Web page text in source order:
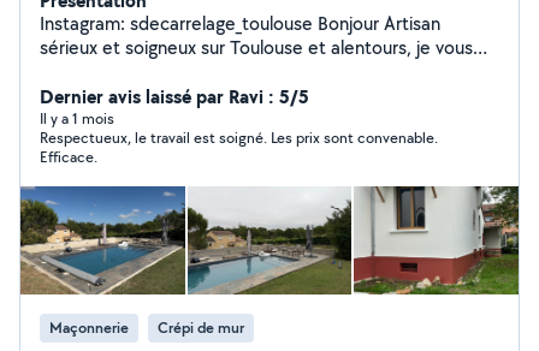
Instagram: sdecarrelage_toulouse Bonjour Artisan
sérieux et soigneux sur Toulouse et alentours, je vous
rénovation intérieure et extérieure. Peinture intérieure
(murs, plafonds, boiseries) Peinture extérieure
Ravalement et façade Enduit / crépi façade Pose de
carrelage Rénovation et remise en état Travail propre,
finitions soignées et devis rapide. Je reste disponible
pour répondre à vos demandes et me déplacer afin
d'établir un devis gratuit Toulouse, la Rochelle et
alentours SDE Carrelage
Dernier avis laissé par Ravi : 5/5
Il y a 1 mois
Respectueux, le travail est soigné. Les prix sont convenable.
Efficace.
Maçonnerie Crépi de mur